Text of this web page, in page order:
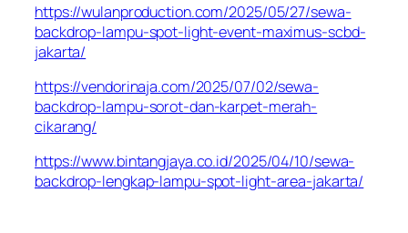
https://wulanproduction.com/2025/05/27/sewa-
backdrop-lampu-spot-light-event-maximus-scbd-
jakarta/
https://vendorinaja.com/2025/07/02/sewa-
backdrop-lampu-sorot-dan-karpet-merah-
cikarang/
https://www.bintangjaya.co.id/2025/04/10/sewa-
backdrop-lengkap-lampu-spot-light-area-jakarta/